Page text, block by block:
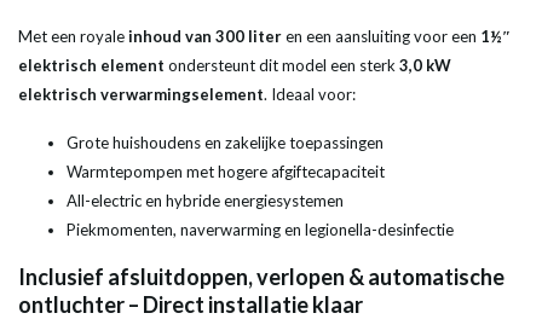
Met een royaleinhoud van 300 literen een aansluiting voor een 1½″
elektrisch element ondersteunt dit model een sterk 3,0 kW
elektrisch verwarmingselement. Ideaal voor:
Grote huishoudens en zakelijke toepassingen
Warmtepompen met hogere afgiftecapaciteit
All-electric en hybride energiesystemen
Piekmomenten, naverwarming en legionella-desinfectie
Inclusief afsluitdoppen, verlopen & automatische
ontluchter – Direct installatie klaar